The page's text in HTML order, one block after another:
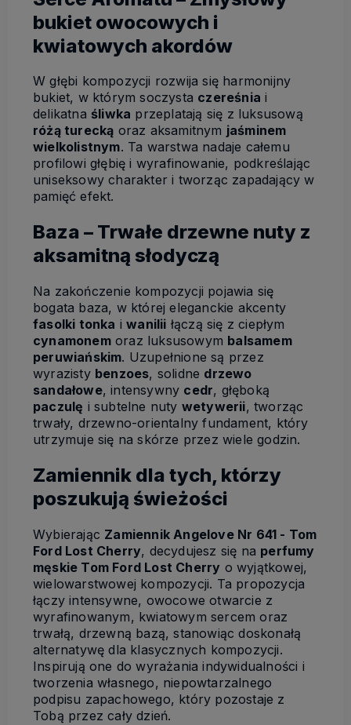
bukiet owocowych i
kwiatowych akordów
W głębi kompozycji rozwija się harmonijny
bukiet, w którym soczysta czereśnia i
delikatna śliwka przeplatają się z luksusową
różą turecką oraz aksamitnym jaśminem
wielkolistnym. Ta warstwa nadaje całemu
profilowi głębię i wyrafinowanie, podkreślając
uniseksowy charakter i tworząc zapadający w
pamięć efekt.
Baza – Trwałe drzewne nuty z
aksamitną słodyczą
Na zakończenie kompozycji pojawia się
bogata baza, w której eleganckie akcenty
fasolki tonka iwanilii łączą się z ciepłym
cynamonemoraz luksusowym balsamem
peruwiańskim. Uzupełnione są przez
wyrazisty benzoes, solidne drzewo
sandałowe, intensywny cedr, głęboką
paczulę i subtelne nuty wetywerii, tworząc
trwały, drzewno-orientalny fundament, który
utrzymuje się na skórze przez wiele godzin.
Zamiennik dla tych, którzy
poszukują świeżości
Wybierając Zamiennik Angelove Nr 641 - Tom
Ford Lost Cherry, decydujesz się na perfumy
męskie Tom Ford Lost Cherry o wyjątkowej,
wielowarstwowej kompozycji. Ta propozycja
łączy intensywne, owocowe otwarcie z
wyrafinowanym, kwiatowym sercem oraz
trwałą, drzewną bazą, stanowiąc doskonałą
alternatywę dla klasycznych kompozycji.
Inspirują one do wyrażania indywidualności i
tworzenia własnego, niepowtarzalnego
podpisu zapachowego, który pozostaje z
Tobą przez cały dzień.